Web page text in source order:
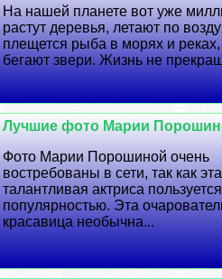
На нашей планете вот уже
растут деревья, летают по
плещется рыба в морях и
бегают звери. Жизнь не
Лучшие фото Марии
Фото Марии Порошиной очень
востребованы в сети, так как эта
талантливая актриса
популярностью. Эта
красавица необычна...